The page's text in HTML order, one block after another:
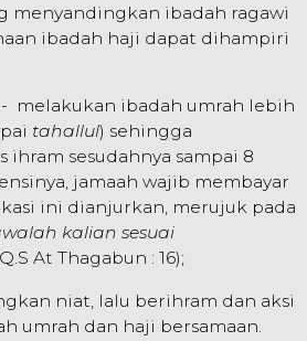
menyandingkan ibadah ragawi
ibadah haji dapat dihampiri
melakukan ibadah umrah lebih
tahallul) sehingga
ihram sesudahnya sampai 8
jamaah wajib membayar
ini dianjurkan, merujuk pada
kalian sesuai
At Thagabun : 16);
niat, lalu berihram dan aksi
umrah dan haji bersamaan.